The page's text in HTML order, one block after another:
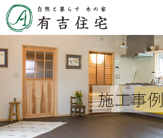
施工事例